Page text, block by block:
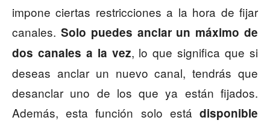
impone ciertas restricciones a la hora de fijar
canales. Solo puedes anclar un máximo de
dos canales a la vez, lo que significa que si
deseas anclar un nuevo canal, tendrás que
desanclar uno de los que ya están fijados.
Además, esta función solo está disponible